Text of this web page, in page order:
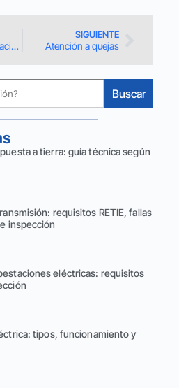
Las últimas innovaciones tecnológicas en el marco del RETIE
SIGUIENTE
Atención a quejas
Buscar
a tierra: guía técnica según
requisitos RETIE, fallas
inspección
eléctricas: requisitos
tipos, funcionamiento y